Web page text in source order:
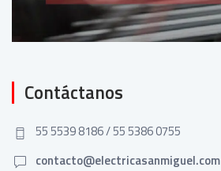
Contáctanos
55 5539 8186 / 55 5386 0755
contacto@electricasanmiguel.com